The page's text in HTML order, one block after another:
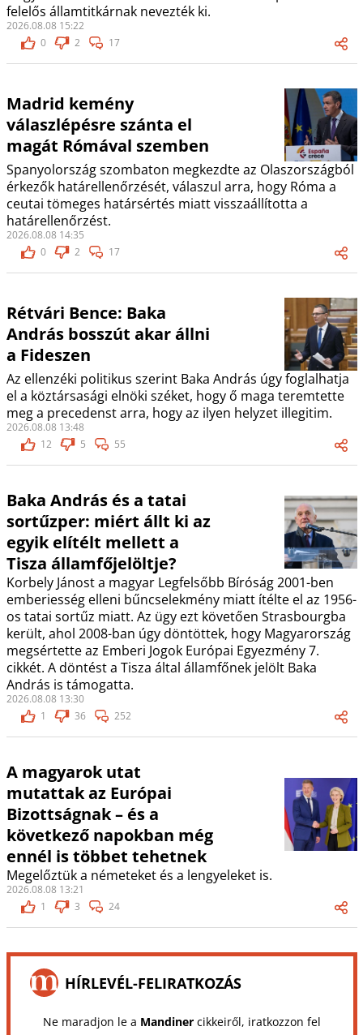
felelős államtitkárnak nevezték ki.
2026.08.08 15:22
0
2 17
Madrid kemény
válaszlépésre szánta el
magát Rómával szemben
Spanyolország szombaton megkezdte az Olaszországból
érkezők határellenőrzését, válaszul arra, hogy Róma a
ceutai tömeges határsértés miatt visszaállította a
határellenőrzést.
2026.08.08 14:35
0
2 17
Rétvári Bence: Baka
András bosszút akar állni
a Fideszen
Az ellenzéki politikus szerint Baka András úgy foglalhatja
el a köztársasági elnöki széket, hogy ő maga teremtette
meg a precedenst arra, hogy az ilyen helyzet illegitim.
2026.08.08 13:48
12
5 55
Baka András és a tatai
sortűzper: miért állt ki az
egyik elítélt mellett a
Tisza államfőjelöltje?
Korbely Jánost a magyar Legfelsőbb Bíróság 2001-ben
emberiesség elleni bűncselekmény miatt ítélte el az 1956-
os tatai sortűz miatt. Az ügy ezt követően Strasbourgba
került, ahol 2008-ban úgy döntöttek, hogy Magyarország
megsértette az Emberi Jogok Európai Egyezmény 7.
cikkét. A döntést a Tisza által államfőnek jelölt Baka
András is támogatta.
2026.08.08 13:30
1
36 252
A magyarok utat
mutattak az Európai
Bizottságnak – és a
következő napokban még
ennél is többet tehetnek
Megelőztük a németeket és a lengyeleket is.
2026.08.08 13:21
1
3 24
HÍRLEVÉL-FELIRATKOZÁS
Ne maradjon le a Mandinercikkeiről, iratkozzon fel